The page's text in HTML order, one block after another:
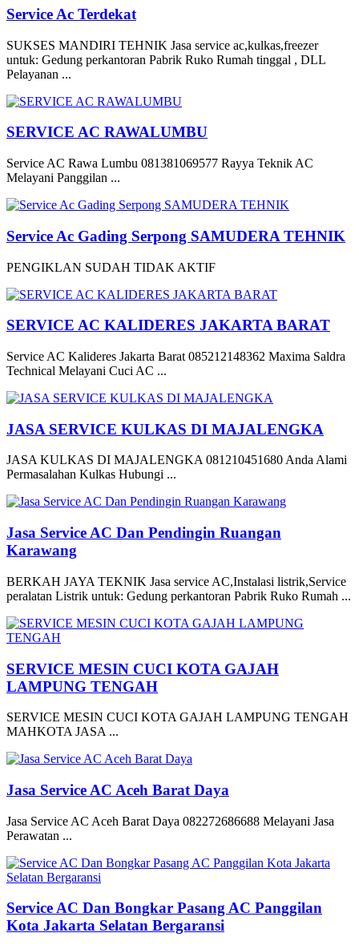
Service Ac Terdekat
SUKSES MANDIRI TEHNIK Jasa service ac,kulkas,freezer
untuk: Gedung perkantoran Pabrik Ruko Rumah tinggal , DLL
Pelayanan ...
SERVICE AC RAWALUMBU
Service AC Rawa Lumbu 081381069577 Rayya Teknik AC
Melayani Panggilan ...
Service Ac Gading Serpong SAMUDERA TEHNIK
PENGIKLAN SUDAH TIDAK AKTIF
SERVICE AC KALIDERES JAKARTA BARAT
Service AC Kalideres Jakarta Barat 085212148362 Maxima Saldra
Technical Melayani Cuci AC ...
JASA SERVICE KULKAS DI MAJALENGKA
JASA KULKAS DI MAJALENGKA 081210451680 Anda Alami
Permasalahan Kulkas Hubungi ...
Jasa Service AC Dan Pendingin Ruangan
Karawang
BERKAH JAYA TEKNIK Jasa service AC,Instalasi listrik,Service
peralatan Listrik untuk: Gedung perkantoran Pabrik Ruko Rumah ...
SERVICE MESIN CUCI KOTA GAJAH
LAMPUNG TENGAH
SERVICE MESIN CUCI KOTA GAJAH LAMPUNG TENGAH
MAHKOTA JASA ...
Jasa Service AC Aceh Barat Daya
Jasa Service AC Aceh Barat Daya 082272686688 Melayani Jasa
Perawatan ...
Service AC Dan Bongkar Pasang AC Panggilan
Kota Jakarta Selatan Bergaransi